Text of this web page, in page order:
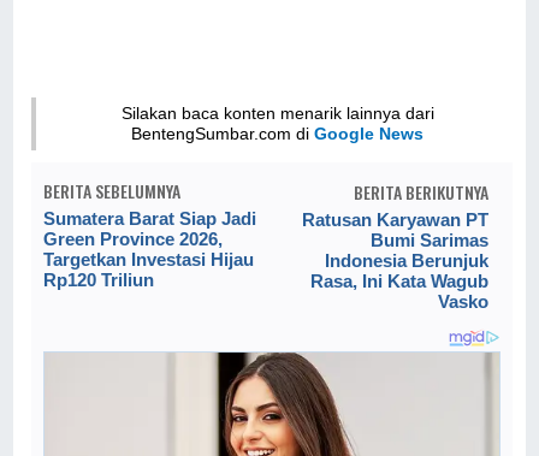
Silakan baca konten menarik lainnya dari
BentengSumbar.com diGoogle News
BERITA SEBELUMNYA
Sumatera Barat Siap Jadi
Green Province 2026,
Targetkan Investasi Hijau
Rp120 Triliun
BERITA BERIKUTNYA
Ratusan Karyawan PT
Bumi Sarimas
Indonesia Berunjuk
Rasa, Ini Kata Wagub
Vasko